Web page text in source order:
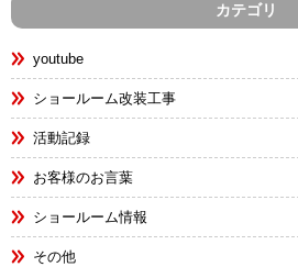
カテゴリ
youtube
ショールーム改装工事
活動記録
お客様のお言葉
ショールーム情報
その他